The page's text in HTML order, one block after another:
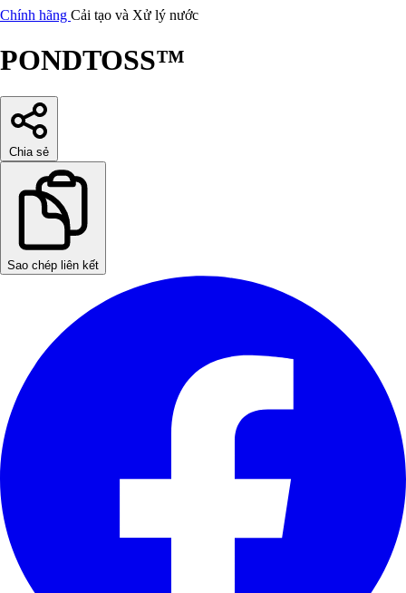
Chính hãng Cải tạo và Xử lý nước
PONDTOSS™
Chia sẻ
Sao chép liên kết